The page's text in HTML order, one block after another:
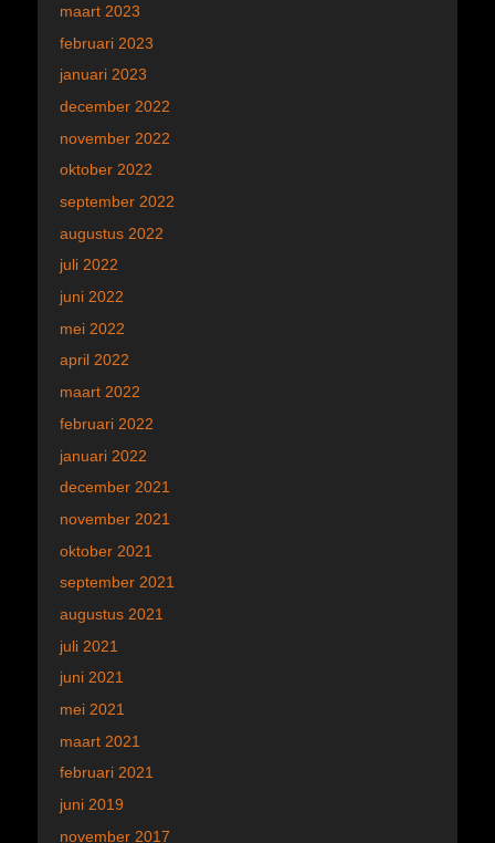
maart 2023
februari 2023
januari 2023
december 2022
november 2022
oktober 2022
september 2022
augustus 2022
juli 2022
juni 2022
mei 2022
april 2022
maart 2022
februari 2022
januari 2022
december 2021
november 2021
oktober 2021
september 2021
augustus 2021
juli 2021
juni 2021
mei 2021
maart 2021
februari 2021
juni 2019
november 2017